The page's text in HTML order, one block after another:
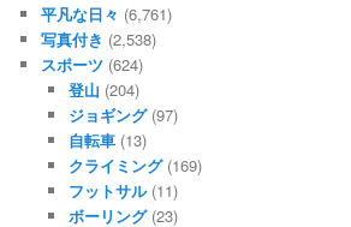
平凡な日々 (6,761)
写真付き (2,538)
スポーツ (624)
登山 (204)
ジョギング(97)
自転車(13)
クライミング(169)
フットサル(11)
ボーリング(23)